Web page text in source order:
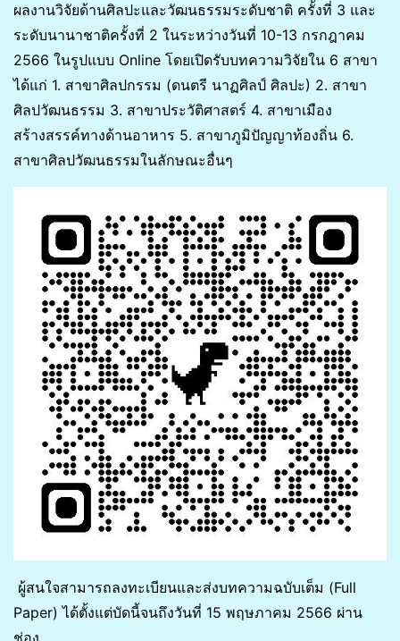
ผลงานวิจัยด้านศิลปะและวัฒนธรรมระดับชาติ ครั้งที่ 3 และ
ระดับนานาชาติครั้งที่ 2 ในระหว่างวันที่ 10-13 กรกฎาคม
2566 ในรูปแบบ Online โดยเปิดรับบทความวิจัยใน 6 สาขา
ได้แก่ 1. สาขาศิลปกรรม (ดนตรี นาฏศิลป์ ศิลปะ) 2. สาขา
ศิลปวัฒนธรรม 3. สาขาประวัติศาสตร์ 4. สาขาเมือง
สร้างสรรค์ทางด้านอาหาร 5. สาขาภูมิปัญญาท้องถิ่น 6.
สาขาศิลปวัฒนธรรมในลักษณะอื่นๆ
ผู้สนใจสามารถลงทะเบียนและส่งบทความฉบับเต็ม (Full
Paper) ได้ตั้งแต่บัดนี้จนถึงวันที่ 15 พฤษภาคม 2566 ผ่าน